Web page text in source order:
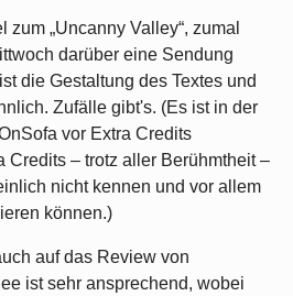
zum „Uncanny Valley“, zumal
darüber eine Sendung
die Gestaltung des Textes und
Zufälle gibt's. (Es ist in der
vor Extra Credits
Credits – trotz aller Berühmtheit –
nicht kennen und vor allem
können.)
auf das Review von
ist sehr ansprechend, wobei